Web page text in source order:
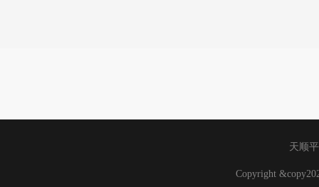
天顺
Copyright